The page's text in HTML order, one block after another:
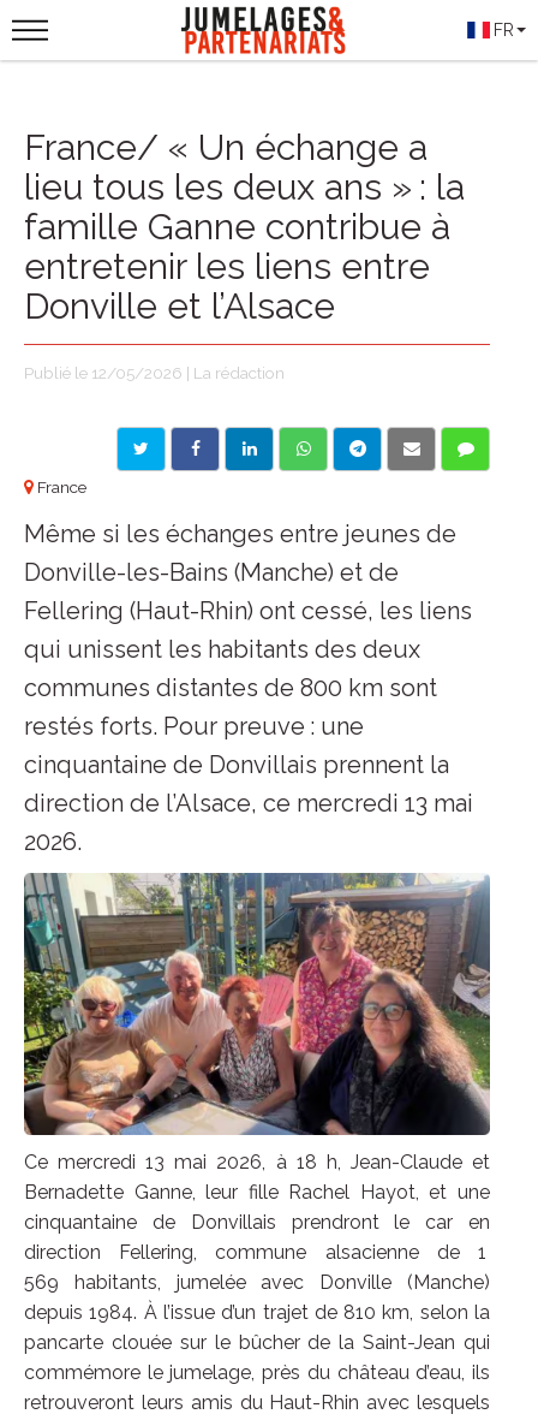
FR
France/ « Un échange a
lieu tous les deux ans » : la
famille Ganne contribue à
entretenir les liens entre
Donville et l’Alsace
Publié le 12/05/2026 | La rédaction
France
Même si les échanges entre jeunes de
Donville-les-Bains (Manche) et de
Fellering (Haut-Rhin) ont cessé, les liens
qui unissent les habitants des deux
communes distantes de 800 km sont
restés forts. Pour preuve : une
cinquantaine de Donvillais prennent la
direction de l’Alsace, ce mercredi 13 mai
2026.
Ce mercredi 13 mai 2026, à 18 h, Jean-Claude et
Bernadette Ganne, leur fille Rachel Hayot, et une
cinquantaine de Donvillais prendront le car en
direction Fellering, commune alsacienne de 1
569 habitants, jumelée avec Donville (Manche)
depuis 1984. À l’issue d’un trajet de 810 km, selon la
pancarte clouée sur le bûcher de la Saint-Jean qui
commémore le jumelage, près du château d’eau, ils
retrouveront leurs amis du Haut-Rhin avec lesquels